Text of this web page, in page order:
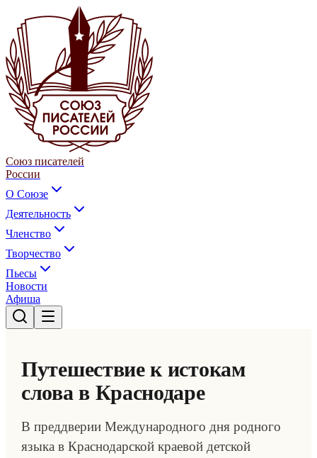
Союз писателей
России
О Союзе
Деятельность
Членство
Творчество
Пьесы
Новости
Афиша
Путешествие к истокам
слова в Краснодаре
В преддверии Международного дня родного
языка в Краснодарской краевой детской